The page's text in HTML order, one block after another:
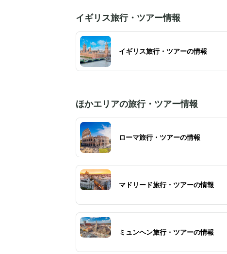
り、橋の上から見下ろすロンドンの街並みは絶
ロンドン旅行で必ず訪れるべきスポットのひと
つです。
イギリス旅行・ツアー情報
イギリス旅行・ツアーの情報
ほかエリアの旅行・ツアー情報
ローマ旅行・ツアーの情報
マドリード旅行・ツアーの情報
ミュンヘン旅行・ツアーの情報